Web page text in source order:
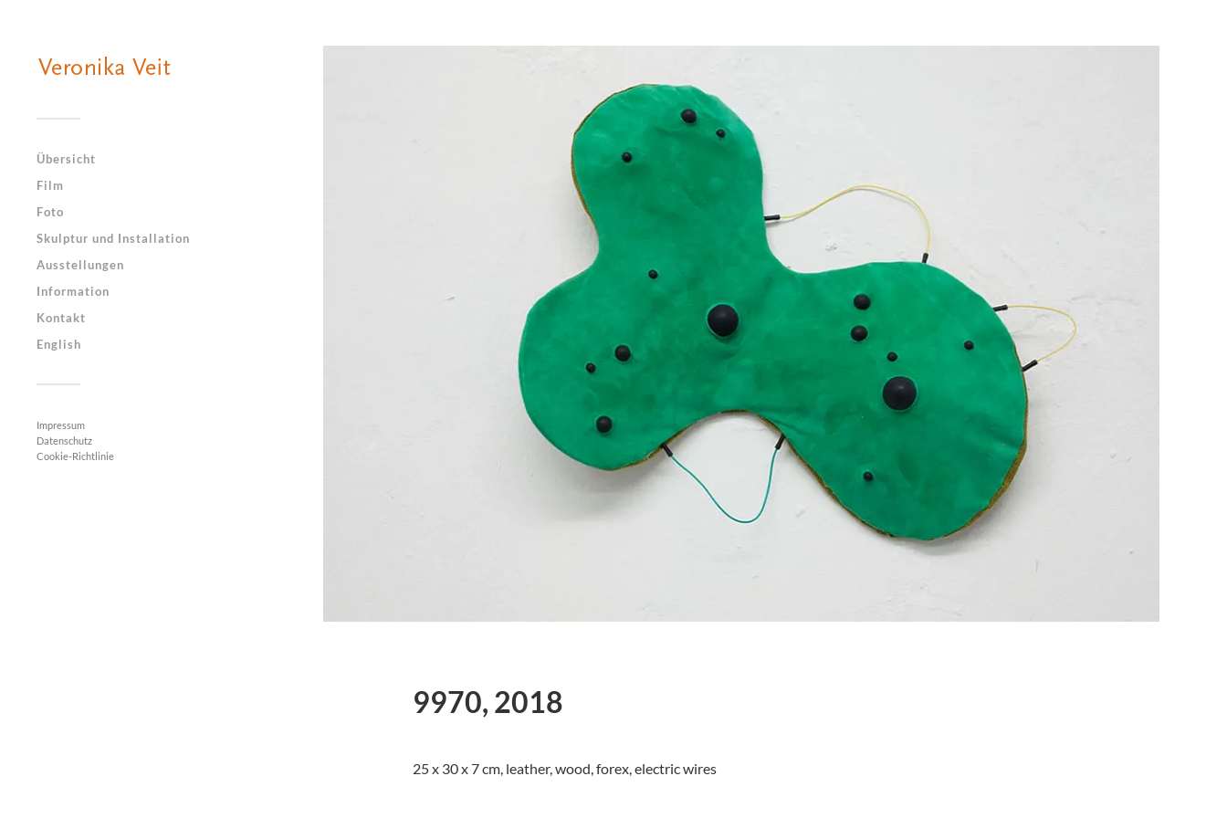
Übersicht
Film
Foto
Skulptur und Installation
Ausstellungen
Information
Kontakt
English
Impressum
Datenschutz
Cookie-Richtlinie
9970, 2018
25 x 30 x 7 cm, leather, wood, forex, electric wires